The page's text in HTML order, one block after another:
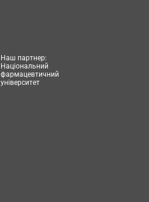
Наш партнер:
Національний
фармацевтичний
університет